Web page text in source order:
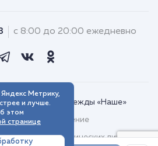
с 8:00 до 20:00 ежедневно
магазин одежды «Наше»
соглашение
для юридических лиц
Метрику,
и лучше.
этом
странице